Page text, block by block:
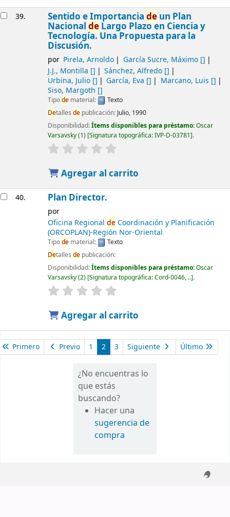
39. Sentido e Importancia deun Plan
Nacional deLargo Plazo en Ciencia y
Tecnología. Una Propuesta para la
Discusión.
por Pirela, Arnoldo García Sucre, Máximo[]
J.J., Montilla [] Sánchez, Alfredo []
Urbina, Julio[] García, Eva [] Marcano, Luis []
Siso, Margoth []
Tipodematerial:
Texto
Detalles depublicación: Julio, 1990
Disponibilidad:Ítems disponibles para préstamo:Oscar
Varsavsky(1) Signatura topográfica:IVP-D-03781 .
Agregar al carrito
40. Plan Director.
por
Oficina Regional deCoordinación y Planificación
(ORCOPLAN)-Región Nor-Oriental
Tipodematerial:
Texto
Detalles depublicación:
Disponibilidad:Ítems disponibles para préstamo:Oscar
Varsavsky(2) Signatura topográfica:Cord-0046, .. .
Agregar al carrito
Primero Previo 1 2 3 Siguiente Último
¿No encuentras lo
que estás
buscando?
Hacer una
sugerencia de
compra